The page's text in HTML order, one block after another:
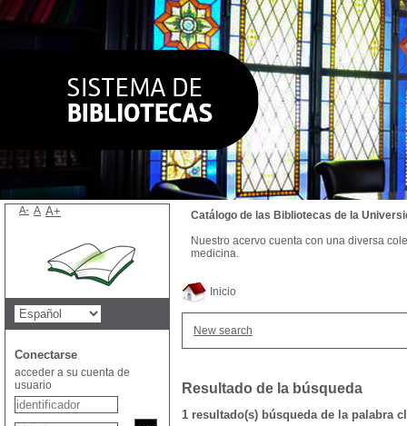
Inicio
New search
Resultado de la búsqueda
1 resultado(s) búsqueda de la palabra
Catálogo de las Bibliotecas de la
Nuestro acervo cuenta con una diversa
medicina.
A- A A+
Conectarse
acceder a su cuenta de
usuario